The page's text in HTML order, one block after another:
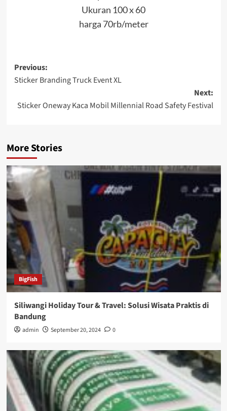
Ukuran 100 x 60
harga 70rb/meter
Post
navigation
Previous:
Sticker Branding Truck Event XL
Next:
Sticker Oneway Kaca Mobil Millennial Road Safety Festival
More Stories
BigFish
Siliwangi Holiday Tour & Travel: Solusi Wisata Praktis di
Bandung
admin September 20, 2024 0